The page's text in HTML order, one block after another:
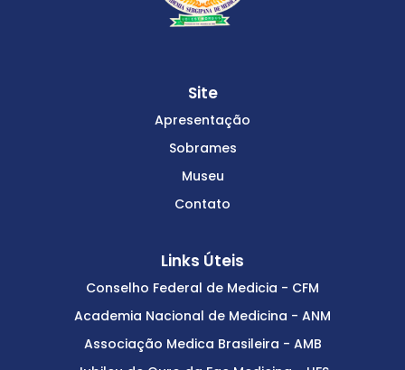
Site
Apresentação
Sobrames
Museu
Contato
Links Úteis
Conselho Federal de Medicia - CFM
Academia Nacional de Medicina - ANM
Associação Medica Brasileira - AMB